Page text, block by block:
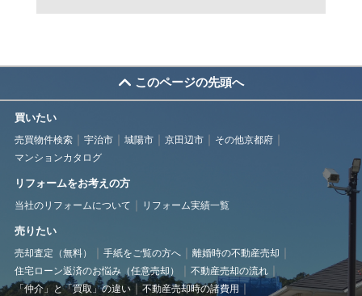
このページの先頭へ
買いたい
売買物件検索 宇治市 城陽市 京田辺市
その他京都府
マンションカタログ
リフォームをお考えの方
当社のリフォームについて リフォーム実績一覧
売りたい
売却査定（無料） 手紙をご覧の方へ
離婚時の不動産売却
住宅ローン返済のお悩み（任意売却）
不動産売却の流れ
「仲介」と「買取」の違い
不動産売却時の諸費用